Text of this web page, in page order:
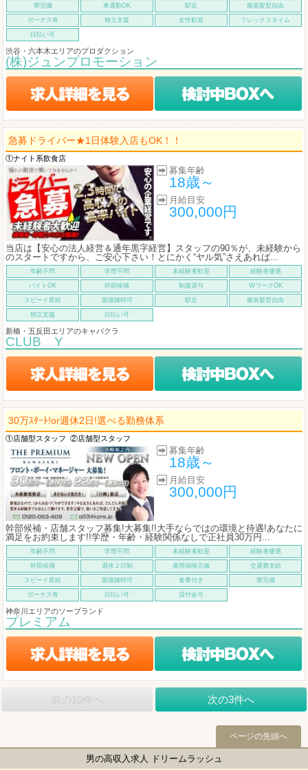
寮完備 車通勤OK 駅近 服装髪型自由
ボーナス有 独立支援 女性歓迎 フレックスタイム
日払い可
渋谷・六本木エリアのプロダクション
(株)ジュンプロモーション
急募ドライバー★1日体験入店もOK！！
①ナイト系飲食店
募集年齢
18歳～
月給目安
300,000円
当店は【安心の法人経営＆通年黒字経営】スタッフの90％が、未経験から
のスタートですから、ご安心下さい！とにかく“ヤル気”さえあれば...
年齢不問 学歴不問 未経験者歓迎 経験者優遇
バイトOK 幹部候補 制服貸与 WワークOK
スピード昇給 面接随時可 駅近 服装髪型自由
独立支援 日払い可
新橋・五反田エリアのキャバクラ
CLUB Y
30万ｽﾀｰﾄ!or週休2日!選べる勤務体系
①店舗型スタッフ ②店舗型スタッフ
募集年齢
18歳～
月給目安
300,000円
幹部候補・店舗スタッフ募集!大募集!!大手ならではの環境と待遇!あなたに
満足をお約束します!!学歴・年齢・経験関係なしで正社員30万円...
年齢不問 学歴不問 未経験者歓迎 経験者優遇
幹部候補 週休２日制 雇用保険完備 交通費支給
スピード昇給 面接随時可 食事付き 寮完備
ボーナス有 日払い可 貸付金可
神奈川エリアのソープランド
プレミアム
前の10件へ 次の3件へ
ページの先頭へ
男の高収入求人 ドリームラッシュ